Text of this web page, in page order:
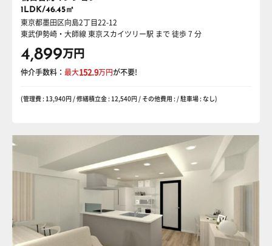
1LDK/46.45㎡
東京都墨田区向島2丁目22-12
東武伊勢崎・大師線 東京スカイツリー駅 まで 徒歩 7 分
4,899万円
仲介手数料： 最大152.9万円が不要!
(管理費 : 13,940円 / 修繕積立金 : 12,540円 / その他費用 : / 駐車場 : なし)